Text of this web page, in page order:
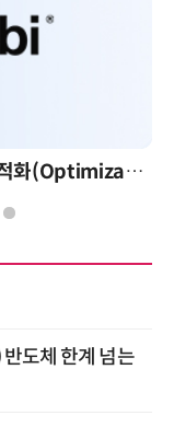
AI 시대의 의사결정을 바꾸는 수리최적화(Optimization): 실제 산업 적용 사례와 활용 전략
도체 한계 넘는